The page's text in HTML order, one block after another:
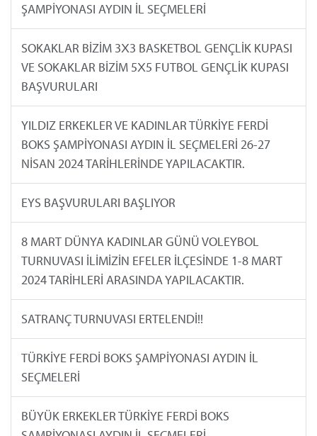
ŞAMPİYONASI AYDIN İL SEÇMELERİ
SOKAKLAR BİZİM 3X3 BASKETBOL GENÇLİK KUPASI
VE SOKAKLAR BİZİM 5X5 FUTBOL GENÇLİK KUPASI
BAŞVURULARI
YILDIZ ERKEKLER VE KADINLAR TÜRKİYE FERDİ
BOKS ŞAMPİYONASI AYDIN İL SEÇMELERİ 26-27
NİSAN 2024 TARİHLERİNDE YAPILACAKTIR.
EYS BAŞVURULARI BAŞLIYOR
8 MART DÜNYA KADINLAR GÜNÜ VOLEYBOL
TURNUVASI İLİMİZİN EFELER İLÇESİNDE 1-8 MART
2024 TARİHLERİ ARASINDA YAPILACAKTIR.
SATRANÇ TURNUVASI ERTELENDİ!!
TÜRKİYE FERDİ BOKS ŞAMPİYONASI AYDIN İL
SEÇMELERİ
BÜYÜK ERKEKLER TÜRKİYE FERDİ BOKS